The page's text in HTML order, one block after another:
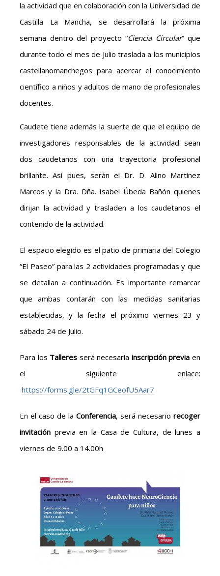
la actividad que en colaboración con la Universidad de
Castilla La Mancha, se desarrollará la próxima
semana dentro del proyecto “Ciencia Circular” que
durante todo el mes de Julio traslada a los municipios
castellanomanchegos para acercar el conocimiento
científico a niños y adultos de mano de profesionales
docentes.
Caudete tiene además la suerte de que el equipo de
investigadores responsables de la actividad sean
dos caudetanos con una trayectoria profesional
brillante. Así pues, serán el Dr. D. Alino Martínez
Marcos y la Dra. Dña. Isabel Úbeda Bañón quienes
dirijan la actividad y trasladen a los caudetanos el
contenido de la actividad.
El espacio elegido es el patio de primaria del Colegio
“El Paseo” para las 2 actividades programadas y que
se detallan a continuación. Es importante remarcar
que ambas contarán con las medidas sanitarias
establecidas, y la fecha el próximo viernes 23 y
sábado 24 de Julio.
Para los Talleres será necesaria inscripción previa en
el siguiente enlace:
https://forms.gle/2tGFq1GCeofU5Aar7
En el caso de la Conferencia, será necesario recoger
invitación previa en la Casa de Cultura, de lunes a
viernes de 9.00 a 14.00h